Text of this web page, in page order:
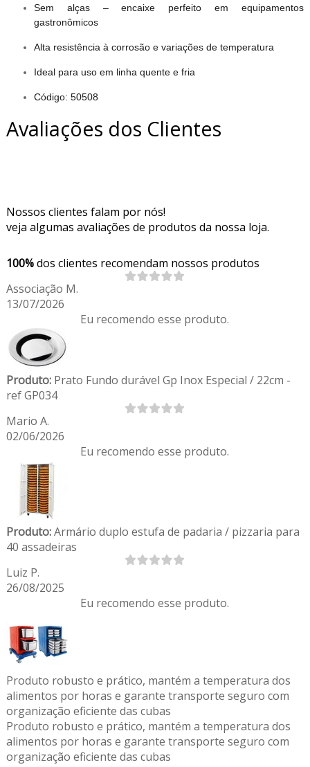
Sem alças – encaixe perfeito em equipamentos
gastronômicos
Alta resistência à corrosão e variações de temperatura
Ideal para uso em linha quente e fria
Código: 50508
Avaliações dos Clientes
Nossos clientes falam por nós!
veja algumas avaliações de produtos da nossa loja.
100%dos clientes recomendam nossos produtos
Associação M.
13/07/2026
Eu recomendo esse produto.
Produto:Prato Fundo durável Gp Inox Especial / 22cm -
ref GP034
Mario A.
02/06/2026
Eu recomendo esse produto.
Produto:Armário duplo estufa de padaria / pizzaria para
40 assadeiras
Luiz P.
26/08/2025
Eu recomendo esse produto.
Produto robusto e prático, mantém a temperatura dos
alimentos por horas e garante transporte seguro com
organização eficiente das cubas
Produto robusto e prático, mantém a temperatura dos
alimentos por horas e garante transporte seguro com
organização eficiente das cubas